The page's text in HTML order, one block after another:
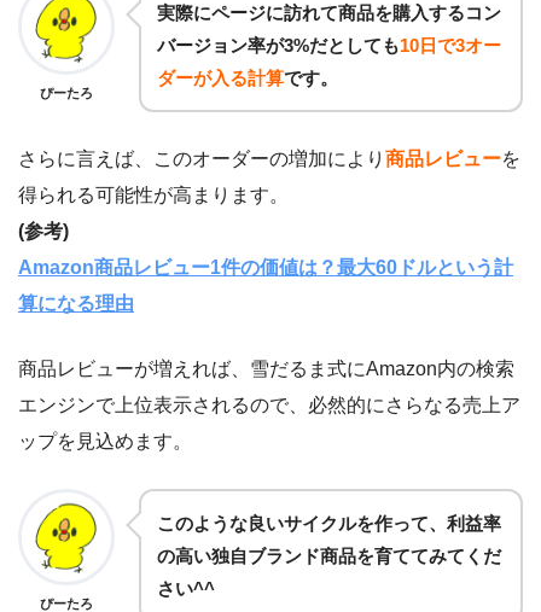
ぴーたろ
実際にページに訪れて商品を購入するコン
バージョン率が3%だとしても10日で3オー
ダーが入る計算です。
さらに言えば、このオーダーの増加により 商品レビューを
得られる可能性が高まります。
(参考)
Amazon商品レビュー1件の価値は？最大60ドルという計
算になる理由
商品レビューが増えれば、雪だるま式にAmazon内の検索
エンジンで上位表示されるので、必然的にさらなる売上ア
ップを見込めます。
ぴーたろ
このような良いサイクルを作って、利益率
の高い独自ブランド商品を育ててみてくだ
さい^^